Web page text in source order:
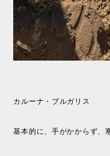
カルーナ・ブルガリス
基本的に、手がかからず、